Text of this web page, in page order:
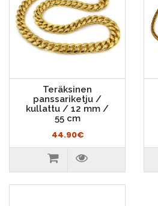
Teräksinen
panssariketju /
kullattu / 12 mm /
55 cm
44.90€